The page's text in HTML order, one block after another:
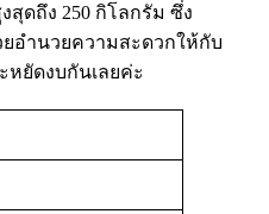
สุดถึง 250 กิโลกรัม ซึ่ง
อำนวยความสะดวกให้กับ
ยัดงบกันเลยค่ะ